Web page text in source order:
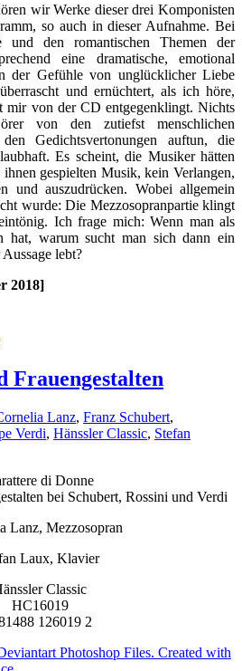
wir Werke dieser drei Komponisten
so auch in dieser Aufnahme. Bei
und den romantischen Themen der
eine dramatische, emotional
der Gefühle von unglücklicher Liebe
und ernüchtert, als ich höre,
mir von der CD entgegenklingt. Nichts
von den zutiefst menschlichen
Gedichtsvertonungen auftun, die
Es scheint, die Musiker hätten
gespielten Musik, kein Verlangen,
und auszudrücken. Wobei allgemein
wurde: Die Mezzosopranpartie klingt
Ich frage mich: Wenn man als
hat, warum sucht man sich dann ein
lebt?
2018]
Frauengestalten
Lanz, Franz Schubert,
Verdi, Hänssler Classic, Stefan
di Donne
bei Schubert, Rossini und Verdi
Lanz, Mezzosopran
Laux, Klavier
Classic
HC16019
126019 2